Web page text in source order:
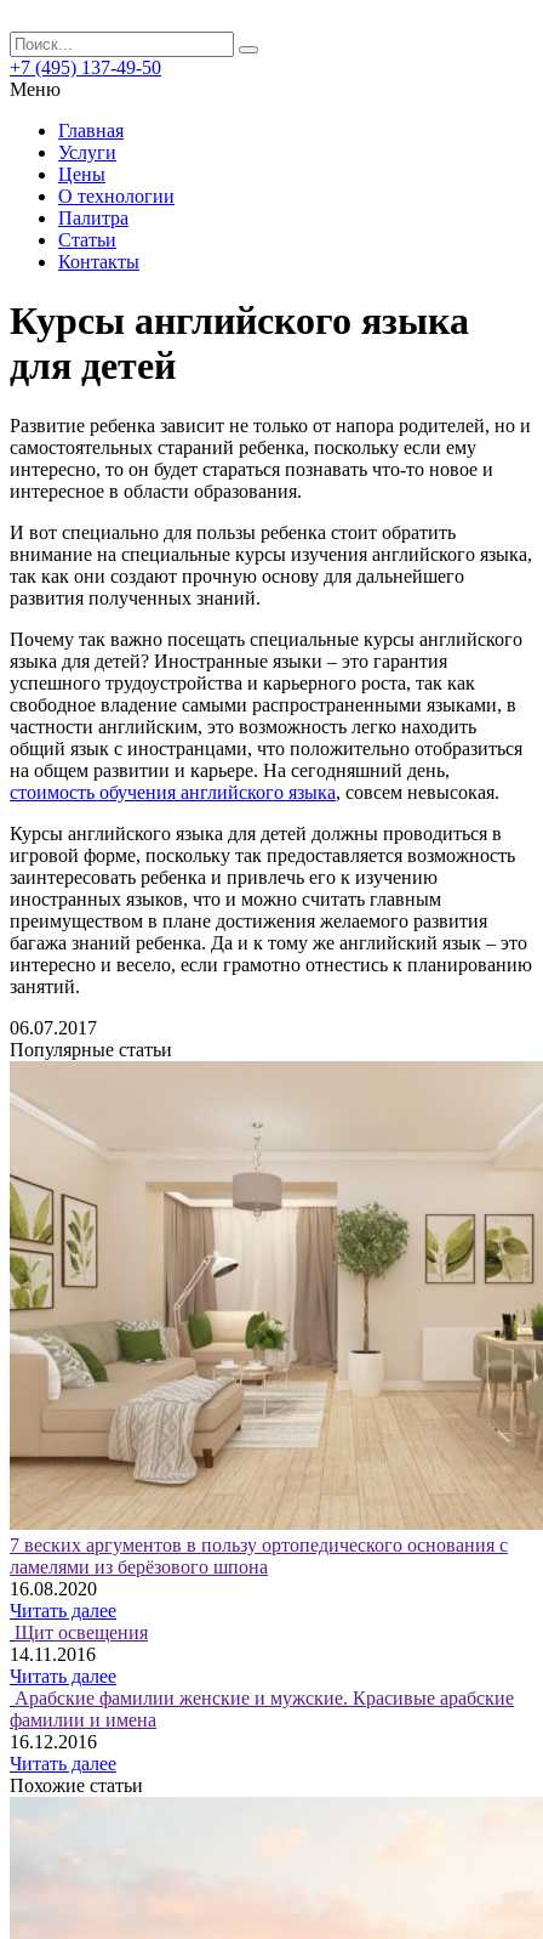
+7 (495) 137-49-50
Меню
Главная
Услуги
Цены
О технологии
Палитра
Статьи
Контакты
Курсы английского языка
для детей
Развитие ребенка зависит не только от напора родителей, но и
самостоятельных стараний ребенка, поскольку если ему
интересно, то он будет стараться познавать что-то новое и
интересное в области образования.
И вот специально для пользы ребенка стоит обратить
внимание на специальные курсы изучения английского языка,
так как они создают прочную основу для дальнейшего
развития полученных знаний.
Почему так важно посещать специальные курсы английского
языка для детей? Иностранные языки – это гарантия
успешного трудоустройства и карьерного роста, так как
свободное владение самыми распространенными языками, в
частности английским, это возможность легко находить
общий язык с иностранцами, что положительно отобразиться
на общем развитии и карьере. На сегодняшний день,
стоимость обучения английского языка, совсем невысокая.
Курсы английского языка для детей должны проводиться в
игровой форме, поскольку так предоставляется возможность
заинтересовать ребенка и привлечь его к изучению
иностранных языков, что и можно считать главным
преимуществом в плане достижения желаемого развития
багажа знаний ребенка. Да и к тому же английский язык – это
интересно и весело, если грамотно отнестись к планированию
занятий.
06.07.2017
Популярные статьи
7 веских аргументов в пользу ортопедического основания с
ламелями из берёзового шпона
16.08.2020
Читать далее
Щит освещения
14.11.2016
Читать далее
Арабские фамилии женские и мужские. Красивые арабские
фамилии и имена
16.12.2016
Читать далее
Похожие статьи